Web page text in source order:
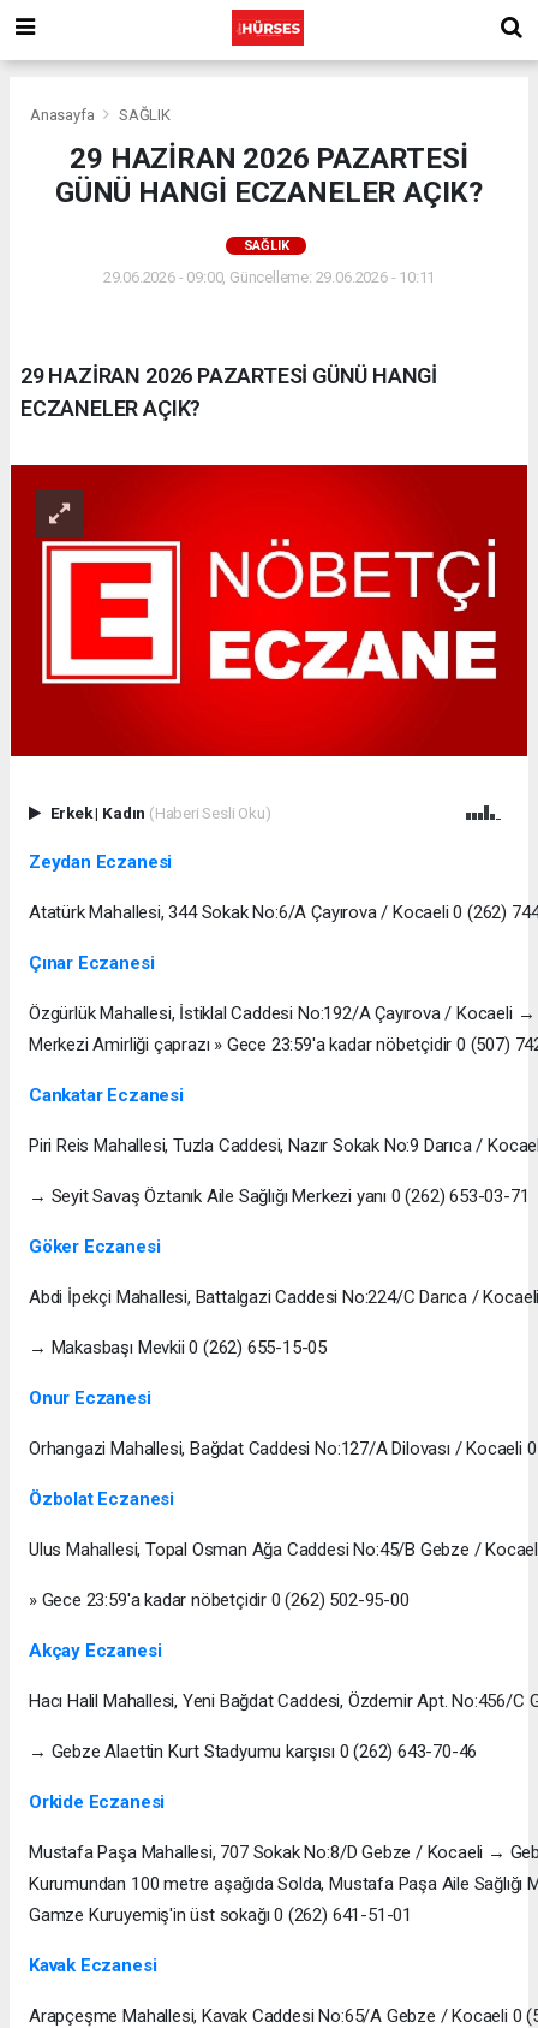
Anasayfa SAĞLIK
29 HAZİRAN 2026 PAZARTESİ
GÜNÜ HANGİ ECZANELER AÇIK?
SAĞLIK
29.06.2026 - 09:00, Güncelleme: 29.06.2026 - 10:11
29 HAZİRAN 2026 PAZARTESİ GÜNÜ HANGİ
ECZANELER AÇIK?
Erkek| Kadın (Haberi Sesli Oku)
Zeydan Eczanesi
Atatürk Mahallesi, 344 Sokak No:6/A Çayırova / Kocaeli 0 (262)
Çınar Eczanesi
Özgürlük Mahallesi, İstiklal Caddesi No:192/A Çayırova / Kocaeli →
Merkezi Amirliği çaprazı » Gece 23:59'a kadar nöbetçidir 0 (507)
Cankatar Eczanesi
Piri Reis Mahallesi, Tuzla Caddesi, Nazır Sokak No:9 Darıca /
→ Seyit Savaş Öztanık Aile Sağlığı Merkezi yanı 0 (262) 653-03-71
Göker Eczanesi
Abdi İpekçi Mahallesi, Battalgazi Caddesi No:224/C Darıca /
→ Makasbaşı Mevkii 0 (262) 655-15-05
Onur Eczanesi
Orhangazi Mahallesi, Bağdat Caddesi No:127/A Dilovası / Kocaeli
Özbolat Eczanesi
Ulus Mahallesi, Topal Osman Ağa Caddesi No:45/B Gebze /
» Gece 23:59'a kadar nöbetçidir 0 (262) 502-95-00
Akçay Eczanesi
Hacı Halil Mahallesi, Yeni Bağdat Caddesi, Özdemir Apt. No:456/C
→ Gebze Alaettin Kurt Stadyumu karşısı 0 (262) 643-70-46
Orkide Eczanesi
Mustafa Paşa Mahallesi, 707 Sokak No:8/D Gebze / Kocaeli →
Kurumundan 100 metre aşağıda Solda, Mustafa Paşa Aile Sağlığı
Gamze Kuruyemiş'in üst sokağı 0 (262) 641-51-01
Kavak Eczanesi
Arapçeşme Mahallesi, Kavak Caddesi No:65/A Gebze / Kocaeli 0